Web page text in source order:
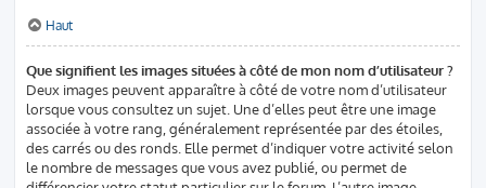
Haut
Que signifient les images situées à côté de mon nom d’utilisateur ?
Deux images peuvent apparaître à côté de votre nom d’utilisateur
lorsque vous consultez un sujet. Une d’elles peut être une image
associée à votre rang, généralement représentée par des étoiles,
des carrés ou des ronds. Elle permet d’indiquer votre activité selon
le nombre de messages que vous avez publié, ou permet de